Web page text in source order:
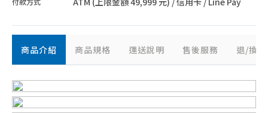
商品介紹 商品規格 運送說明 售後服務 退/換